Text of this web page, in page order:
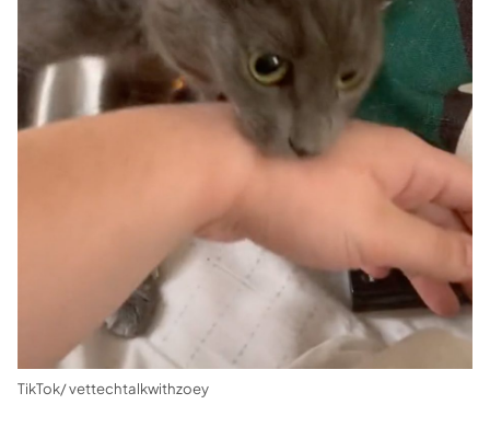
TikTok/ vettechtalkwithzoey